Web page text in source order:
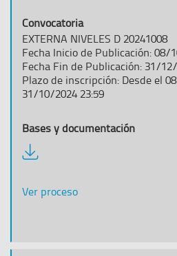
EXTERNA NIVELES D 20241008
Fecha Inicio de Publicación: 08/
Fecha Fin de Publicación: 31/
Plazo de inscripción: Desde el
31/10/2024 23:59
Descargar
documentación
Ver proceso